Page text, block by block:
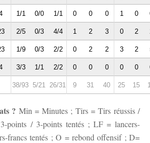
1/1 0/0 1/1 0 0 0 1 0
2/5 0/3 4/4 1 2 3 0 2
1/9 0/3 2/2 0 2 2 3 2
3/3 1/1 2/2 0 0 0 0 0
38/93 5/21 26/31 9 31 40 25 15
? Min = Minutes ; Tirs = Tirs réussis /
points / 3-points tentés ; LF = lancers-
francs tentés ; O = rebond offensif ; D=